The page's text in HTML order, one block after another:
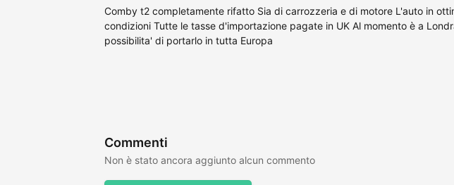
Comby t2 completamente rifatto Sia di carrozzeria e di motore L'auto in
condizioni Tutte le tasse d'importazione pagate in UK Al momento è a
possibilita' di portarlo in tutta Europa
Commenti
Non è stato ancora aggiunto alcun commento